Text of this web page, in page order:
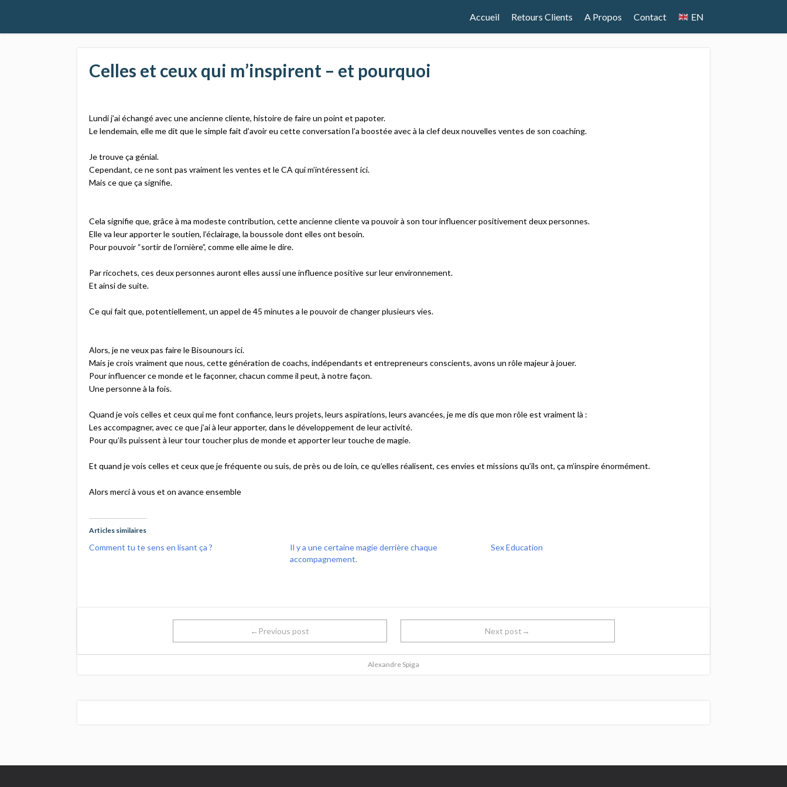
Accueil Retours Clients A Propos Contact EN
Celles et ceux qui m’inspirent – et pourquoi​
Lundi j’ai échangé avec une ancienne cliente, histoire de faire un point et papoter.​
Le lendemain, elle me dit que le simple fait d’avoir eu cette conversation l’a boostée avec à la clef deux nouvelles ventes de son coaching.​
Je trouve ça génial.​
Cependant, ce ne sont pas vraiment les ventes et le CA qui m’intéressent ici.​
Mais ce que ça signifie.​
Cela signifie que, grâce à ma modeste contribution, cette ancienne cliente va pouvoir à son tour influencer positivement deux personnes.​
Elle va leur apporter le soutien, l’éclairage, la boussole dont elles ont besoin.​
Pour pouvoir “sortir de l’ornière”, comme elle aime le dire.​
Par ricochets, ces deux personnes auront elles aussi une influence positive sur leur environnement.​
Et ainsi de suite.​
Ce qui fait que, potentiellement, un appel de 45 minutes a le pouvoir de changer plusieurs vies.​
Alors, je ne veux pas faire le Bisounours ici.​
Mais je crois vraiment que nous, cette génération de coachs, indépendants et entrepreneurs conscients, avons un rôle majeur à jouer.​
Pour influencer ce monde et le façonner, chacun comme il peut, à notre façon.​
Une personne à la fois.​
Quand je vois celles et ceux qui me font confiance, leurs projets, leurs aspirations, leurs avancées, je me dis que mon rôle est vraiment là :​
Les accompagner, avec ce que j’ai à leur apporter, dans le développement de leur activité.​
Pour qu’ils puissent à leur tour toucher plus de monde et apporter leur touche de magie.​
Et quand je vois celles et ceux que je fréquente ou suis, de près ou de loin, ce qu’elles réalisent, ces envies et missions qu’ils ont, ça m’inspire énormément.​
Alors merci à vous et on avance ensemble​
Articles similaires
Comment tu te sens en lisant ça ?
Il y a une certaine magie derrière chaque
accompagnement.
Sex Education
←Previous post Next post→
Alexandre Spiga